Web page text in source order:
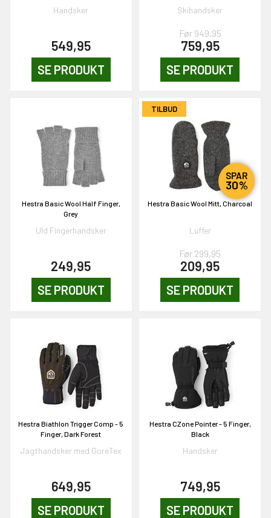
Handsker
549,95
SE PRODUKT
Skihandsker
Før 949,95
759,95
SE PRODUKT
Hestra Basic Wool Half Finger,
Grey
Uld Fingerhandsker
249,95
SE PRODUKT
TILBUD
SPAR
30%
Hestra Basic Wool Mitt, Charcoal
Luffer
Før 299,95
209,95
SE PRODUKT
Hestra Biathlon Trigger Comp - 5
Finger, Dark Forest
Jagthandsker med GoreTex
649,95
SE PRODUKT
Hestra CZone Pointer - 5 Finger,
Black
Handsker
749,95
SE PRODUKT
PÅ
NEJ TAK!